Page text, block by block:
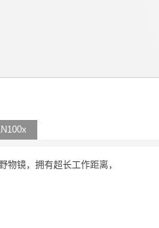
物镜，拥有超长工作距离，